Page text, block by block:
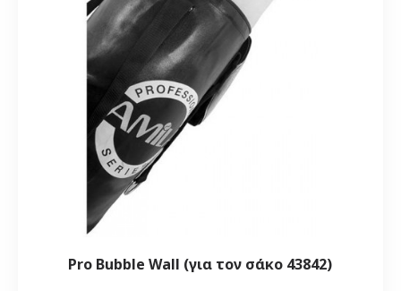
Pro Bubble Wall (για τον σάκο 43842)